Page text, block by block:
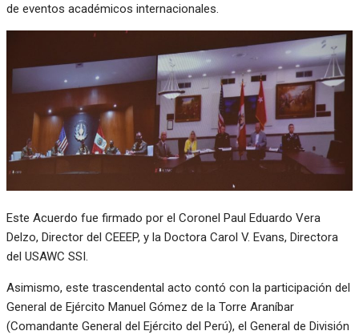
de eventos académicos internacionales.
Este Acuerdo fue firmado por el Coronel Paul Eduardo Vera
Delzo, Director del CEEEP, y la Doctora Carol V. Evans, Directora
del USAWC SSI.
Asimismo, este trascendental acto contó con la participación del
General de Ejército Manuel Gómez de la Torre Araníbar
(Comandante General del Ejército del Perú), el General de División